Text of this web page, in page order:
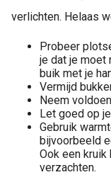
verlichten. Helaas
Probeer
je dat je moet
buik met je
Vermijd
Neem
Let goed op
Gebruik
bijvoorbeeld
Ook een kruik
verzachten.